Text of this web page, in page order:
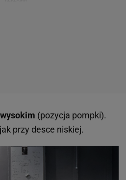
(pozycja pompki).
przy desce niskiej.